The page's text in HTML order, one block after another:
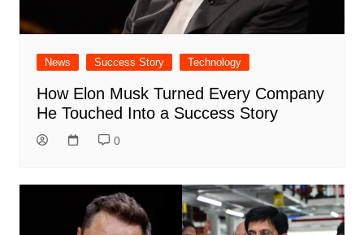
News Success Story Technology
How Elon Musk Turned Every Company
He Touched Into a Success Story
0